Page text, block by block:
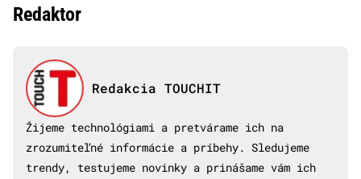
Redaktor
Redakcia TOUCHIT
Žijeme technológiami a pretvárame ich na
zrozumiteľné informácie a príbehy. Sledujeme
trendy, testujeme novinky a prinášame vám ich